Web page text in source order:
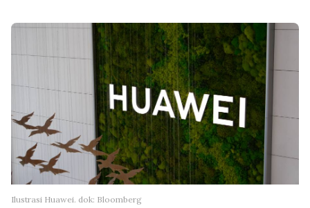
Ilustrasi Huawei. dok: Bloomberg